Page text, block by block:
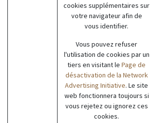
cookies supplémentaires sur
votre navigateur afin de
vous identifier.
Vous pouvez refuser
l'utilisation de cookies par un
tiers en visitant le Page de
désactivation de la Network
Advertising Initiative. Le site
web fonctionnera toujours si
vous rejetez ou ignorez ces
cookies.